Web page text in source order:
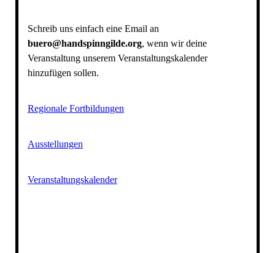
Schreib uns einfach eine Email an
buero@handspinngilde.org, wenn wir deine
Veranstaltung unserem Veranstaltungskalender
hinzufügen sollen.
Regionale Fortbildungen
Ausstellungen
Veranstaltungskalender